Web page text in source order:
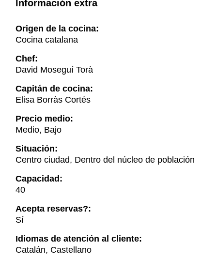
Información extra
Origen de la cocina:
Cocina catalana
Chef:
David Moseguí Torà
Capitán de cocina:
Elisa Borràs Cortés
Precio medio:
Medio, Bajo
Situación:
Centro ciudad, Dentro del núcleo de población
Capacidad:
40
Acepta reservas?:
Sí
Idiomas de atención al cliente:
Catalán, Castellano